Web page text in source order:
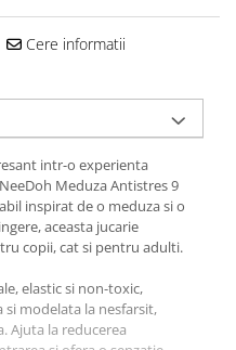
Cere informatii
intr-o experienta
Meduza Antistres 9
inspirat de o meduza si o
aceasta jucarie
copii, cat si pentru adulti.
elastic si non-toxic,
si modelata la nesfarsit,
Ajuta la reducerea